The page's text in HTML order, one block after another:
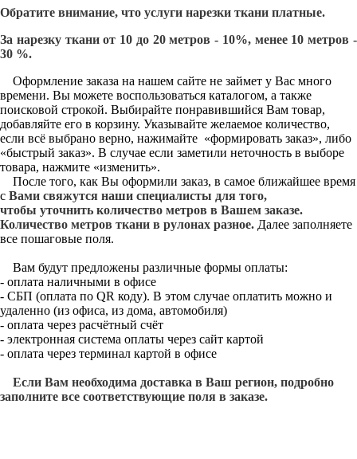
Обратите внимание, что услуги нарезки ткани платные.
За нарезку ткани от 10 до 20 метров - 10%, менее 10 метров -
30 %.
Оформление заказа на нашем сайте не займет у Вас много
времени. Вы можете воспользоваться каталогом, а также
поисковой строкой. Выбирайте понравившийся Вам товар,
добавляйте его в корзину. Указывайте желаемое количество,
если всё выбрано верно, нажимайте «формировать заказ», либо
«быстрый заказ». В случае если заметили неточность в выборе
товара, нажмите «изменить».
После того, как Вы оформили заказ, в самое ближайшее время
с Вами свяжутся наши специалисты для того,
чтобы уточнить количество метров в Вашем заказе.
Количество метров ткани в рулонах разное. Далее заполняете
все пошаговые поля.
Вам будут предложены различные формы оплаты:
- оплата наличными в офисе
- СБП (оплата по QR коду). В этом случае оплатить можно и
удаленно (из офиса, из дома, автомобиля)
- оплата через расчётный счёт
- электронная система оплаты через сайт картой
- оплата через терминал картой в офисе
Если Вам необходима доставка в Ваш регион, подробно
заполните все соответствующие поля в заказе.